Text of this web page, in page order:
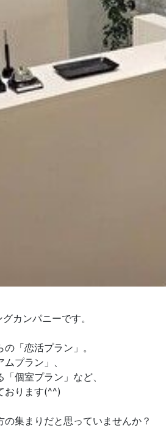
カンパニーです。
「恋活プラン」。
プラン」、
個室プラン」など、
おります(^^)
集まりだと思っていませんか？